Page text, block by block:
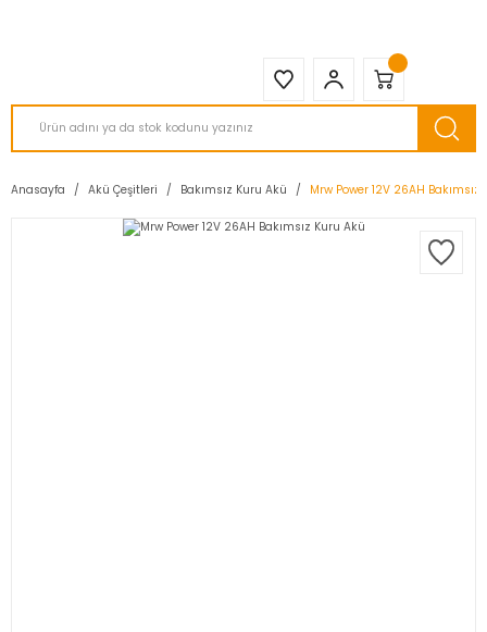
Anasayfa Akü Çeşitleri Bakımsız Kuru Akü Mrw Power 12V 26AH